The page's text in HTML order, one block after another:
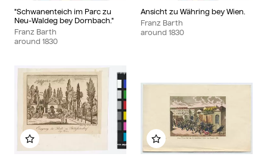
"Schwanenteich im Parc zu
Neu-Waldeg bey Dornbach."
Franz Barth
around 1830
Ansicht zu Währing bey Wien.
Franz Barth
around 1830
Add to my album Add to my album